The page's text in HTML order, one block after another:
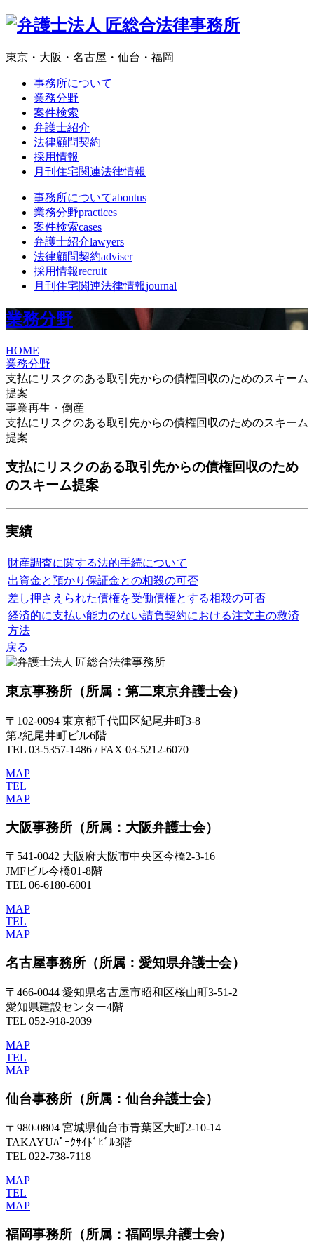
東京・大阪・名古屋・仙台・福岡
事務所について
業務分野
案件検索
弁護士紹介
法律顧問契約
採用情報
月刊住宅関連法律情報
事務所についてaboutus
業務分野practices
案件検索cases
弁護士紹介lawyers
法律顧問契約adviser
採用情報recruit
月刊住宅関連法律情報journal
業務分野
HOME
業務分野
支払にリスクのある取引先からの債権回収のためのスキーム
提案
事業再生・倒産
支払にリスクのある取引先からの債権回収のためのスキーム
提案
支払にリスクのある取引先からの債権回収のため
のスキーム提案
実績
財産調査に関する法的手続について
出資金と預かり保証金との相殺の可否
差し押さえられた債権を受働債権とする相殺の可否
経済的に支払い能力のない請負契約における注文主の救済
方法
戻る
東京事務所 （所属：第二東京弁護士会）
〒102-0094 東京都千代田区紀尾井町3-8
第2紀尾井町ビル6階
TEL 03-5357-1486 / FAX 03-5212-6070
MAP
TEL
MAP
大阪事務所 （所属：大阪弁護士会）
〒541-0042 大阪府大阪市中央区今橋2-3-16
JMFビル今橋01-8階
TEL 06-6180-6001
MAP
TEL
MAP
名古屋事務所 （所属：愛知県弁護士会）
〒466-0044 愛知県名古屋市昭和区桜山町3-51-2
愛知県建設センター4階
TEL 052-918-2039
MAP
TEL
MAP
仙台事務所 （所属：仙台弁護士会）
〒980-0804 宮城県仙台市青葉区大町2-10-14
TAKAYUﾊﾟｰｸｻｲﾄﾞﾋﾞﾙ3階
TEL 022-738-7118
MAP
TEL
MAP
福岡事務所 （所属：福岡県弁護士会）